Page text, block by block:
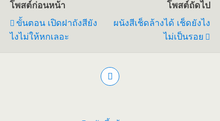
โพสต์ก่อนหน้า
ขั้นตอน เปิดฝาถังสียัง
ไงไม่ให้หกเลอะ
โพสต์ถัดไป
ผนังสีเช็ดล้างได้ เช็ดยังไง
ไม่เป็นรอย